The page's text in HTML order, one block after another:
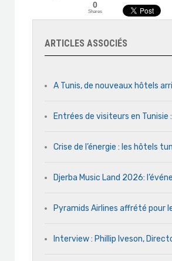
0
Shares
ARTICLES ASSOCIÉS
A Tunis, de nouveaux hôtels
Entrées de visiteurs en
Crise de l’énergie : les hôtels
Djerba Music Land 2026:
Pyramids Airlines affrété pour
Interview : Phillip Iveson,